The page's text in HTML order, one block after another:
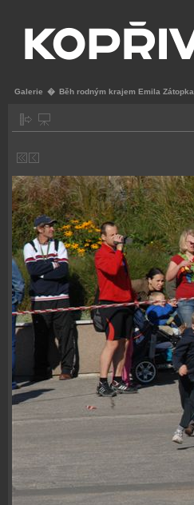
Galerie � Běh rodným krajem Emila Zátopka